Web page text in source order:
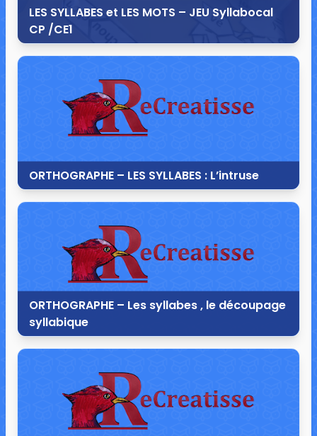
LES SYLLABES et LES MOTS – JEU Syllabocal
CP /CE1
11 juillet 2014
ORTHOGRAPHE – LES SYLLABES : L’intruse
28 août 2013
ORTHOGRAPHE – Les syllabes , le découpage
syllabique
28 août 2013